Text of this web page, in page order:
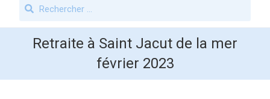
Retraite à Saint Jacut de la mer
février 2023